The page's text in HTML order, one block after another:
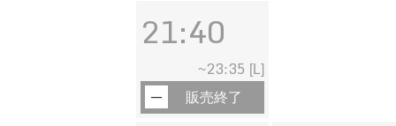
21:40
~23:35 [L]
販売終了